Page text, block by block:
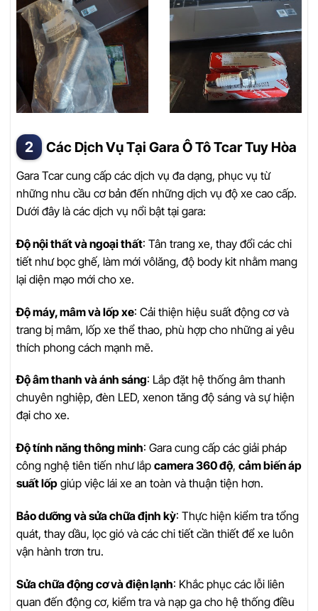
Các Dịch Vụ Tại Gara Ô Tô Tcar Tuy Hòa
Gara Tcar cung cấp các dịch vụ đa dạng, phục vụ từ
những nhu cầu cơ bản đến những dịch vụ độ xe cao cấp.
Dưới đây là các dịch vụ nổi bật tại gara:
Độ nội thất và ngoại thất: Tân trang xe, thay đổi các chi
tiết như bọc ghế, làm mới vôlăng, độ body kit nhằm mang
lại diện mạo mới cho xe.
Độ máy, mâm và lốp xe: Cải thiện hiệu suất động cơ và
trang bị mâm, lốp xe thể thao, phù hợp cho những ai yêu
thích phong cách mạnh mẽ.
Độ âm thanh và ánh sáng: Lắp đặt hệ thống âm thanh
chuyên nghiệp, đèn LED, xenon tăng độ sáng và sự hiện
đại cho xe.
Độ tính năng thông minh: Gara cung cấp các giải pháp
công nghệ tiên tiến như lắp camera 360 độ, cảm biến áp
suất lốp giúp việc lái xe an toàn và thuận tiện hơn.
Bảo dưỡng và sửa chữa định kỳ: Thực hiện kiểm tra tổng
quát, thay dầu, lọc gió và các chi tiết cần thiết để xe luôn
vận hành trơn tru.
Sửa chữa động cơ và điện lạnh: Khắc phục các lỗi liên
quan đến động cơ, kiểm tra và nạp ga cho hệ thống điều